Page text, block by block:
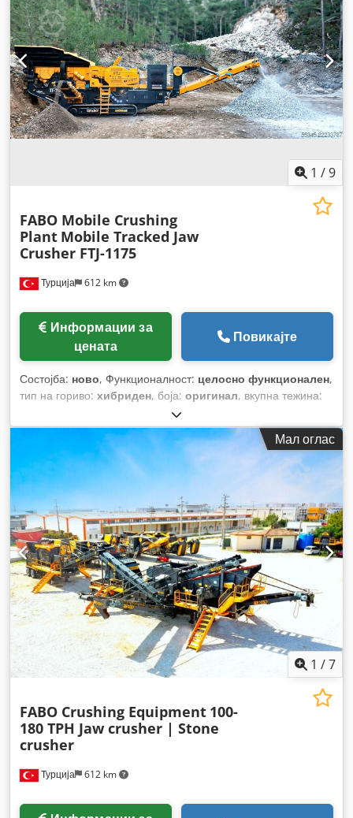
1 /9
Турција 612 km
FABO Mobile Crushing
Plant Mobile Tracked Jaw
Crusher FTJ-1175
цената
Повикајте
Состојба: ново, Функционалност: целосно функционален,
тип на гориво: хибриден, боја: оригинал, вкупна тежина:
, Година на изградба:
Мал оглас
1 /7
Турција 612 km
FABO Crushing Equipment 100-
180 TPH Jaw crusher | Stone
crusher